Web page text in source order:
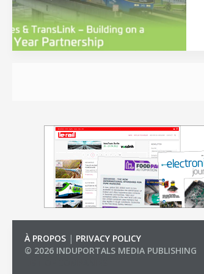
À PROPOS | PRIVACY POLICY
© 2026 INDUPORTALS MEDIA PUBLISHING